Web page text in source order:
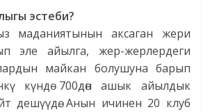
эстеби?
маданиятынын аксаган жери
эле айылга, жер-жерлердеги
майкан болушуна барып
күндө 700дөн ашык айылдык
дешүүдө. Анын ичинен 20 клуб